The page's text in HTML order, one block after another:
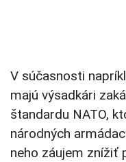
V súčasnosti
majú výsadkári
štandardu NATO,
národných
neho záujem znížiť